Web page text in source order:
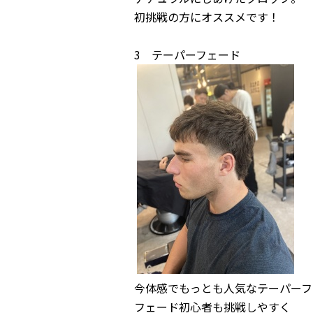
初挑戦の方にオススメです！
3 テーパーフェード
今体感でもっとも人気なテーパー
フェード初心者も挑戦しやすく